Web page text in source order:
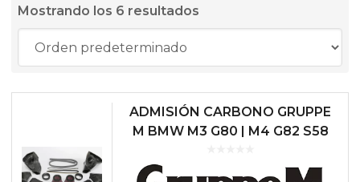
Mostrando los 6 resultados
ADMISIÓN CARBONO GRUPPE
M BMW M3 G80 | M4 G82 S58